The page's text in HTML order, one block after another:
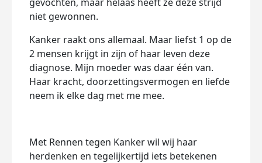
niet gewonnen.
Kanker raakt ons allemaal. Maar liefst 1 op de
2 mensen krijgt in zijn of haar leven deze
diagnose. Mijn moeder was daar één van.
Haar kracht, doorzettingsvermogen en liefde
neem ik elke dag met me mee.
Met Rennen tegen Kanker wil wij haar
herdenken en tegelijkertijd iets betekenen